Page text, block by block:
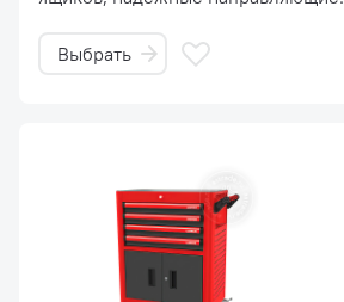
Выбрать